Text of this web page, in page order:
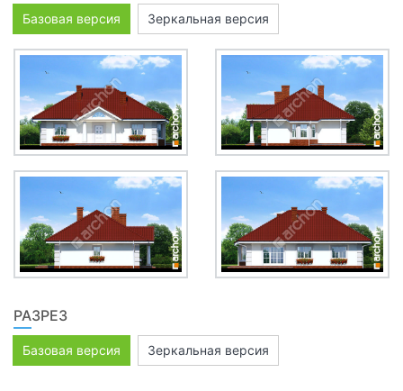
Базовая версия Зеркальная версия
РАЗРЕЗ
Базовая версия Зеркальная версия